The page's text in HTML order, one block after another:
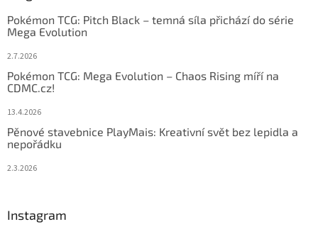
Pokémon TCG: Pitch Black – temná síla přichází do série
Mega Evolution
2.7.2026
Pokémon TCG: Mega Evolution – Chaos Rising míří na
CDMC.cz!
13.4.2026
Pěnové stavebnice PlayMais: Kreativní svět bez lepidla a
nepořádku
2.3.2026
Instagram